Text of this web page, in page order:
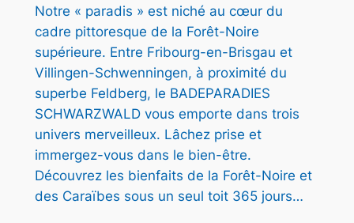
e
d
e
p
r
i
x
Notre « paradis » est niché au cœur du
cadre pittoresque de la Forêt-Noire
supérieure. Entre Fribourg-en-Brisgau et
Villingen-Schwenningen, à proximité du
superbe Feldberg, le BADEPARADIES
SCHWARZWALD vous emporte dans trois
univers merveilleux. Lâchez prise et
immergez-vous dans le bien-être.
Découvrez les bienfaits de la Forêt-Noire et
des Caraïbes sous un seul toit 365 jours…